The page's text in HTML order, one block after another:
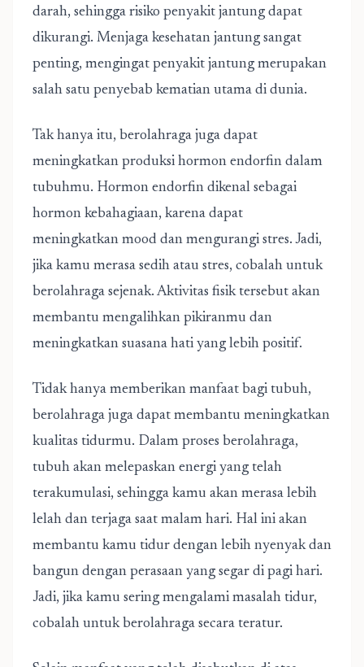
darah, sehingga risiko penyakit jantung dapat
dikurangi. Menjaga kesehatan jantung sangat
penting, mengingat penyakit jantung merupakan
salah satu penyebab kematian utama di dunia.
Tak hanya itu, berolahraga juga dapat
meningkatkan produksi hormon endorfin dalam
tubuhmu. Hormon endorfin dikenal sebagai
hormon kebahagiaan, karena dapat
meningkatkan mood dan mengurangi stres. Jadi,
jika kamu merasa sedih atau stres, cobalah untuk
berolahraga sejenak. Aktivitas fisik tersebut akan
membantu mengalihkan pikiranmu dan
meningkatkan suasana hati yang lebih positif.
Tidak hanya memberikan manfaat bagi tubuh,
berolahraga juga dapat membantu meningkatkan
kualitas tidurmu. Dalam proses berolahraga,
tubuh akan melepaskan energi yang telah
terakumulasi, sehingga kamu akan merasa lebih
lelah dan terjaga saat malam hari. Hal ini akan
membantu kamu tidur dengan lebih nyenyak dan
bangun dengan perasaan yang segar di pagi hari.
Jadi, jika kamu sering mengalami masalah tidur,
cobalah untuk berolahraga secara teratur.